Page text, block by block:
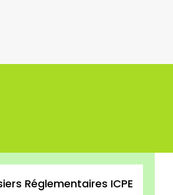
Réglementaires ICPE